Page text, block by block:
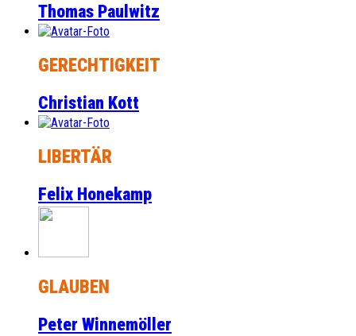
Thomas Paulwitz
GERECHTIGKEIT
Christian Kott
LIBERTÄR
Felix Honekamp
GLAUBEN
Peter Winnemöller